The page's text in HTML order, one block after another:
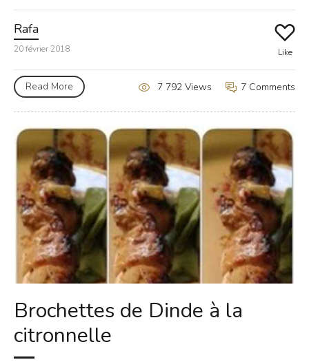
Rafa
20 février 2018 Like
Read More 7 Comments
7 792 Views
Brochettes de Dinde à la
citronnelle